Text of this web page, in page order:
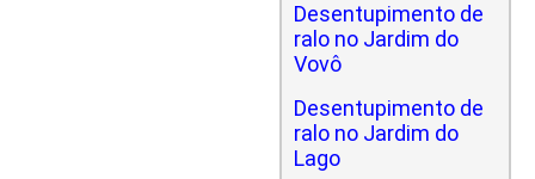
Desentupimento de
ralo no Jardim do
Vovô
Desentupimento de
ralo no Jardim do
Lago